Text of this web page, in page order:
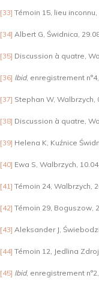
[33] Témoin 15, lieu inconnu,
[34] Albert G, Świdnica,
[35] Discussion à quatre,
[36] Ibid, enregistrement n°4,
[37] Stephan W, Walbrzych,
[38] Discussion à quatre,
[39] Helena K, Kuźnice
[40] Ewa S, Walbrzych,
[41] Témoin 24, Walbrzych,
[42] Témoin 29, Boguszow,
[43] Aleksander J,
[44] Témoin 12, Jedlina
[45] Ibid, enregistrement n°2,